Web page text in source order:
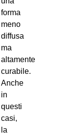
forma
meno
diffusa
ma
altamente
curabile.
Anche
in
questi
casi,
la